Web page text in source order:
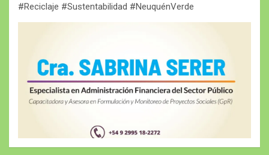
#Reciclaje #Sustentabilidad #NeuquénVerde